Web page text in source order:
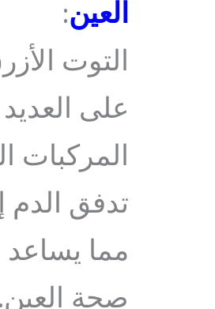
العين:
التوت
على
المركبات
تدفق الدم
مما
صحة العين.